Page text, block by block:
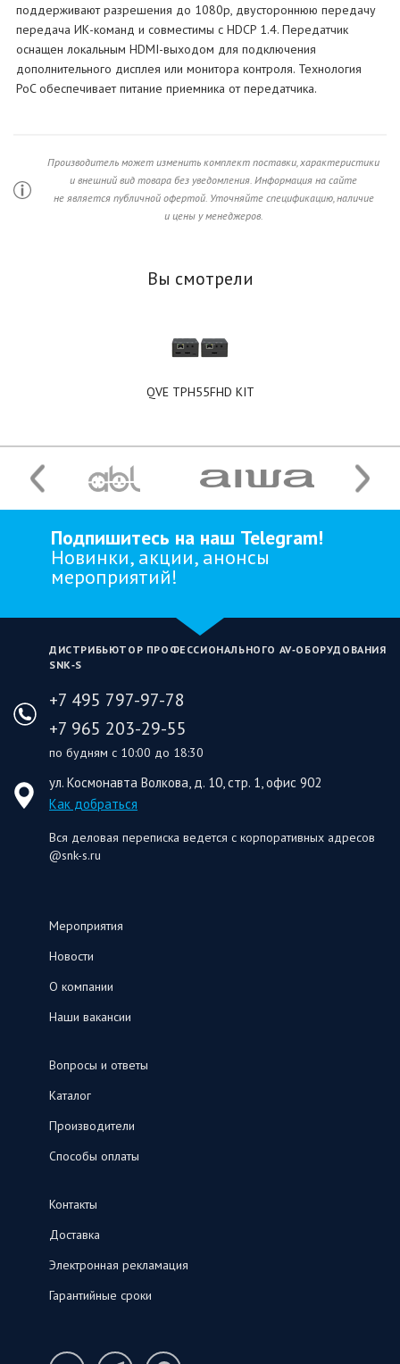
поддерживают разрешения до 1080p, двустороннюю передачу
передача ИК-команд и совместимы с HDCP 1.4. Передатчик
оснащен локальным HDMI-выходом для подключения
дополнительного дисплея или монитора контроля. Технология
PoC обеспечивает питание приемника от передатчика.
Производитель может изменить комплект поставки, характеристики
и внешний вид товара без уведомления. Информация на сайте
не является публичной офертой. Уточняйте спецификацию, наличие
и цены у менеджеров.
Вы смотрели
QVE TPH55FHD KIT
Подпишитесь на наш Telegram!
Новинки, акции, анонсы
мероприятий!
ДИСТРИБЬЮТОР ПРОФЕССИОНАЛЬНОГО AV‑ОБОРУДОВАНИЯ
SNK‑S
+7 495 797-97-78
+7 965 203-29-55
по будням с 10:00 до 18:30
ул. Космонавта Волкова, д. 10, стр. 1, офис 902
Как добраться
Вся деловая переписка ведется с корпоративных адресов
@snk-s.ru
Мероприятия
Новости
О компании
Наши вакансии
Вопросы и ответы
Каталог
Производители
Способы оплаты
Контакты
Доставка
Электронная рекламация
Гарантийные сроки